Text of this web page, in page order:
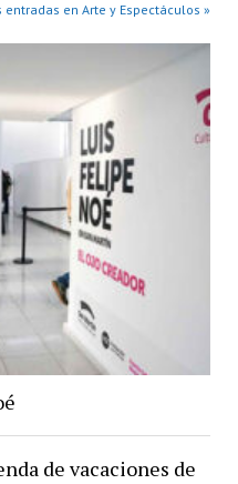
entradas en Arte y Espectáculos »
de vacaciones de